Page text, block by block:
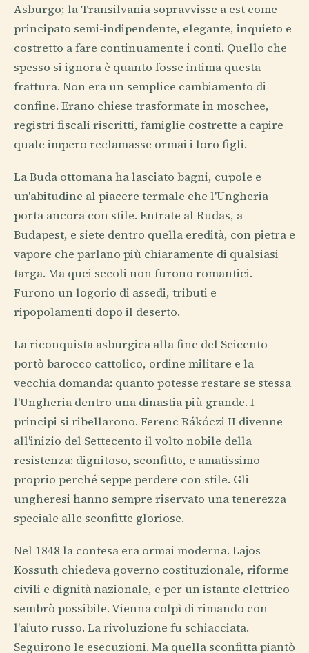
Asburgo; la Transilvania sopravvisse a est come
principato semi-indipendente, elegante, inquieto e
costretto a fare continuamente i conti. Quello che
spesso si ignora è quanto fosse intima questa
frattura. Non era un semplice cambiamento di
confine. Erano chiese trasformate in moschee,
registri fiscali riscritti, famiglie costrette a capire
quale impero reclamasse ormai i loro figli.
La Buda ottomana ha lasciato bagni, cupole e
un'abitudine al piacere termale che l'Ungheria
porta ancora con stile. Entrate al Rudas, a
Budapest, e siete dentro quella eredità, con pietra e
vapore che parlano più chiaramente di qualsiasi
targa. Ma quei secoli non furono romantici.
Furono un logorio di assedi, tributi e
ripopolamenti dopo il deserto.
La riconquista asburgica alla fine del Seicento
portò barocco cattolico, ordine militare e la
vecchia domanda: quanto potesse restare se stessa
l'Ungheria dentro una dinastia più grande. I
principi si ribellarono. Ferenc Rákóczi II divenne
all'inizio del Settecento il volto nobile della
resistenza: dignitoso, sconfitto, e amatissimo
proprio perché seppe perdere con stile. Gli
ungheresi hanno sempre riservato una tenerezza
speciale alle sconfitte gloriose.
Nel 1848 la contesa era ormai moderna. Lajos
Kossuth chiedeva governo costituzionale, riforme
civili e dignità nazionale, e per un istante elettrico
sembrò possibile. Vienna colpì di rimando con
l'aiuto russo. La rivoluzione fu schiacciata.
Seguirono le esecuzioni. Ma quella sconfitta piantò